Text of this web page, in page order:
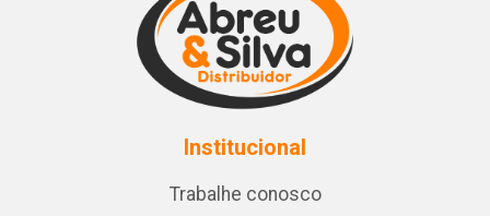
Institucional
Trabalhe conosco